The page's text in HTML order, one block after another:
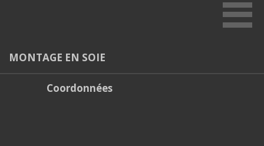
MONTAGE EN SOIE
Coordonnées